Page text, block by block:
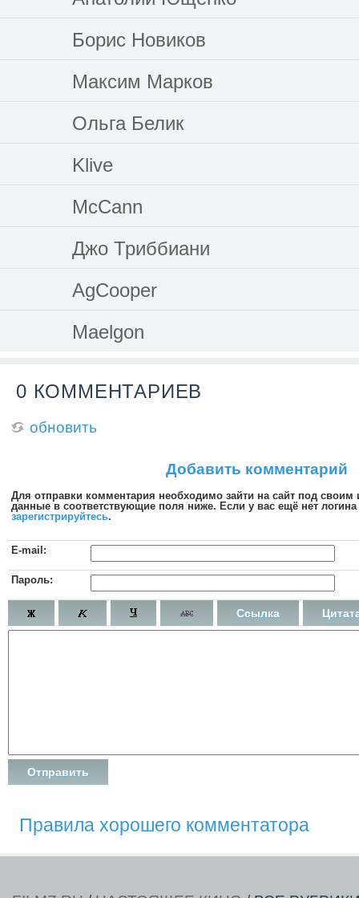
Борис Новиков
Максим Марков
Ольга Белик
Klive
McCann
Джо Триббиани
AgCooper
Maelgon
0 КОММЕНТАРИЕВ
обновить
Добавить комментарий
Для отправки комментария необходимо зайти на сайт под
данные в соответствующие поля ниже. Если у вас ещё нет
зарегистрируйтесь.
E-mail:
Пароль:
Ссылка
Правила хорошего комментатора